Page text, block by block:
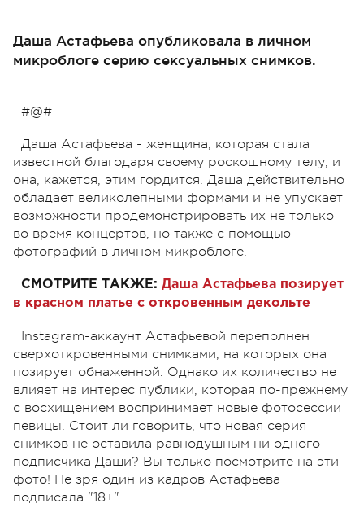
Даша Астафьева опубликовала в личном
микроблоге серию сексуальных снимков.
#@#
Даша Астафьева - женщина, которая стала
известной благодаря своему роскошному телу, и
она, кажется, этим гордится. Даша действительно
обладает великолепными формами и не упускает
возможности продемонстрировать их не только
во время концертов, но также с помощью
фотографий в личном микроблоге.
СМОТРИТЕ ТАКЖЕ: Даша Астафьева позирует
в красном платье с откровенным декольте
Instagram-аккаунт Астафьевой переполнен
сверхоткровенными снимками, на которых она
позирует обнаженной. Однако их количество не
влияет на интерес публики, которая по-прежнему
с восхищением воспринимает новые фотосессии
певицы. Стоит ли говорить, что новая серия
снимков не оставила равнодушным ни одного
подписчика Даши? Вы только посмотрите на эти
фото! Не зря один из кадров Астафьева
подписала "18+".